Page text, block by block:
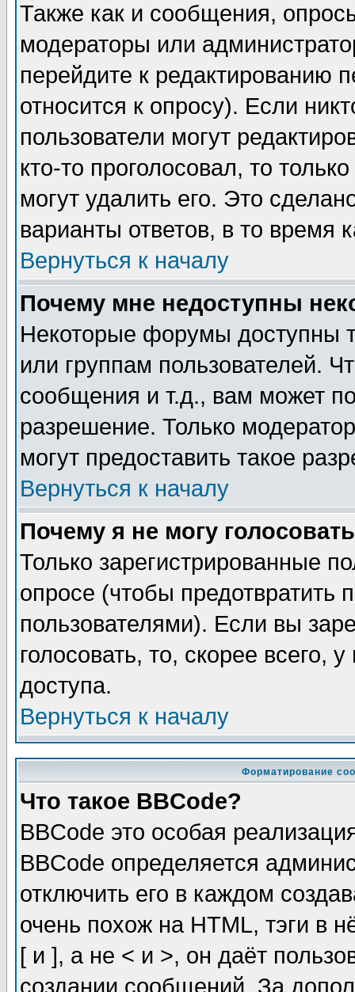
Также как и сообщения,
модераторы или
перейдите к редактированию
относится к опросу). Если
пользователи могут
кто-то проголосовал, то
могут удалить его. Это
варианты ответов, в то время
Вернуться к началу
Почему мне недоступны
Некоторые форумы доступны
или группам пользователей.
сообщения и т.д., вам может
разрешение. Только
могут предоставить такое
Вернуться к началу
Почему я не могу
Только зарегистрированные
опросе (чтобы предотвратить
пользователями). Если вы
голосовать, то, скорее всего,
доступа.
Вернуться к началу
Форматирование
Что такое BBCode?
BBCode это особая
BBCode определяется
отключить его в каждом
очень похож на HTML, тэги в
[ и ], а не < и >, он даёт
создании сообщений. За